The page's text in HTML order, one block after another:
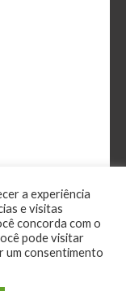
a experiência
e visitas
concorda com o
pode visitar
um consentimento